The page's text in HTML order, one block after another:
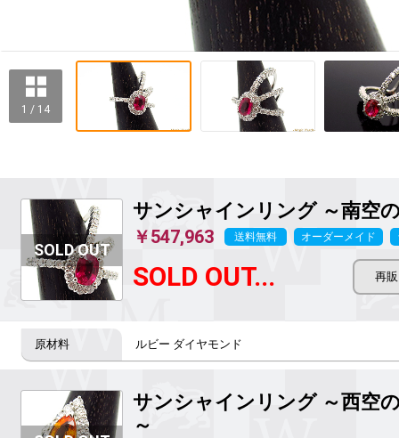
1 / 14
サンシャインリング ～南空
￥547,963 送料無料 オーダーメイド
SOLD OUT...
ルビー ダイヤモンド
サンシャインリング ～西空
～